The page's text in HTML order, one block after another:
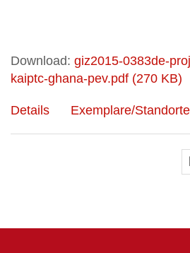
Download: giz2015-0383de-
kaiptc-ghana-pev.pdf (270 KB)
Details Exemplare/Standorte